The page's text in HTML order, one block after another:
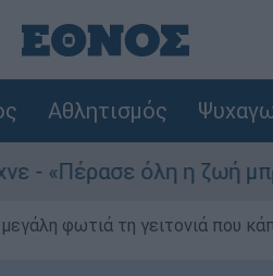
Αθλητισμός
η ζωή μπροστά μου»
φωτιά τη γειτονιά που